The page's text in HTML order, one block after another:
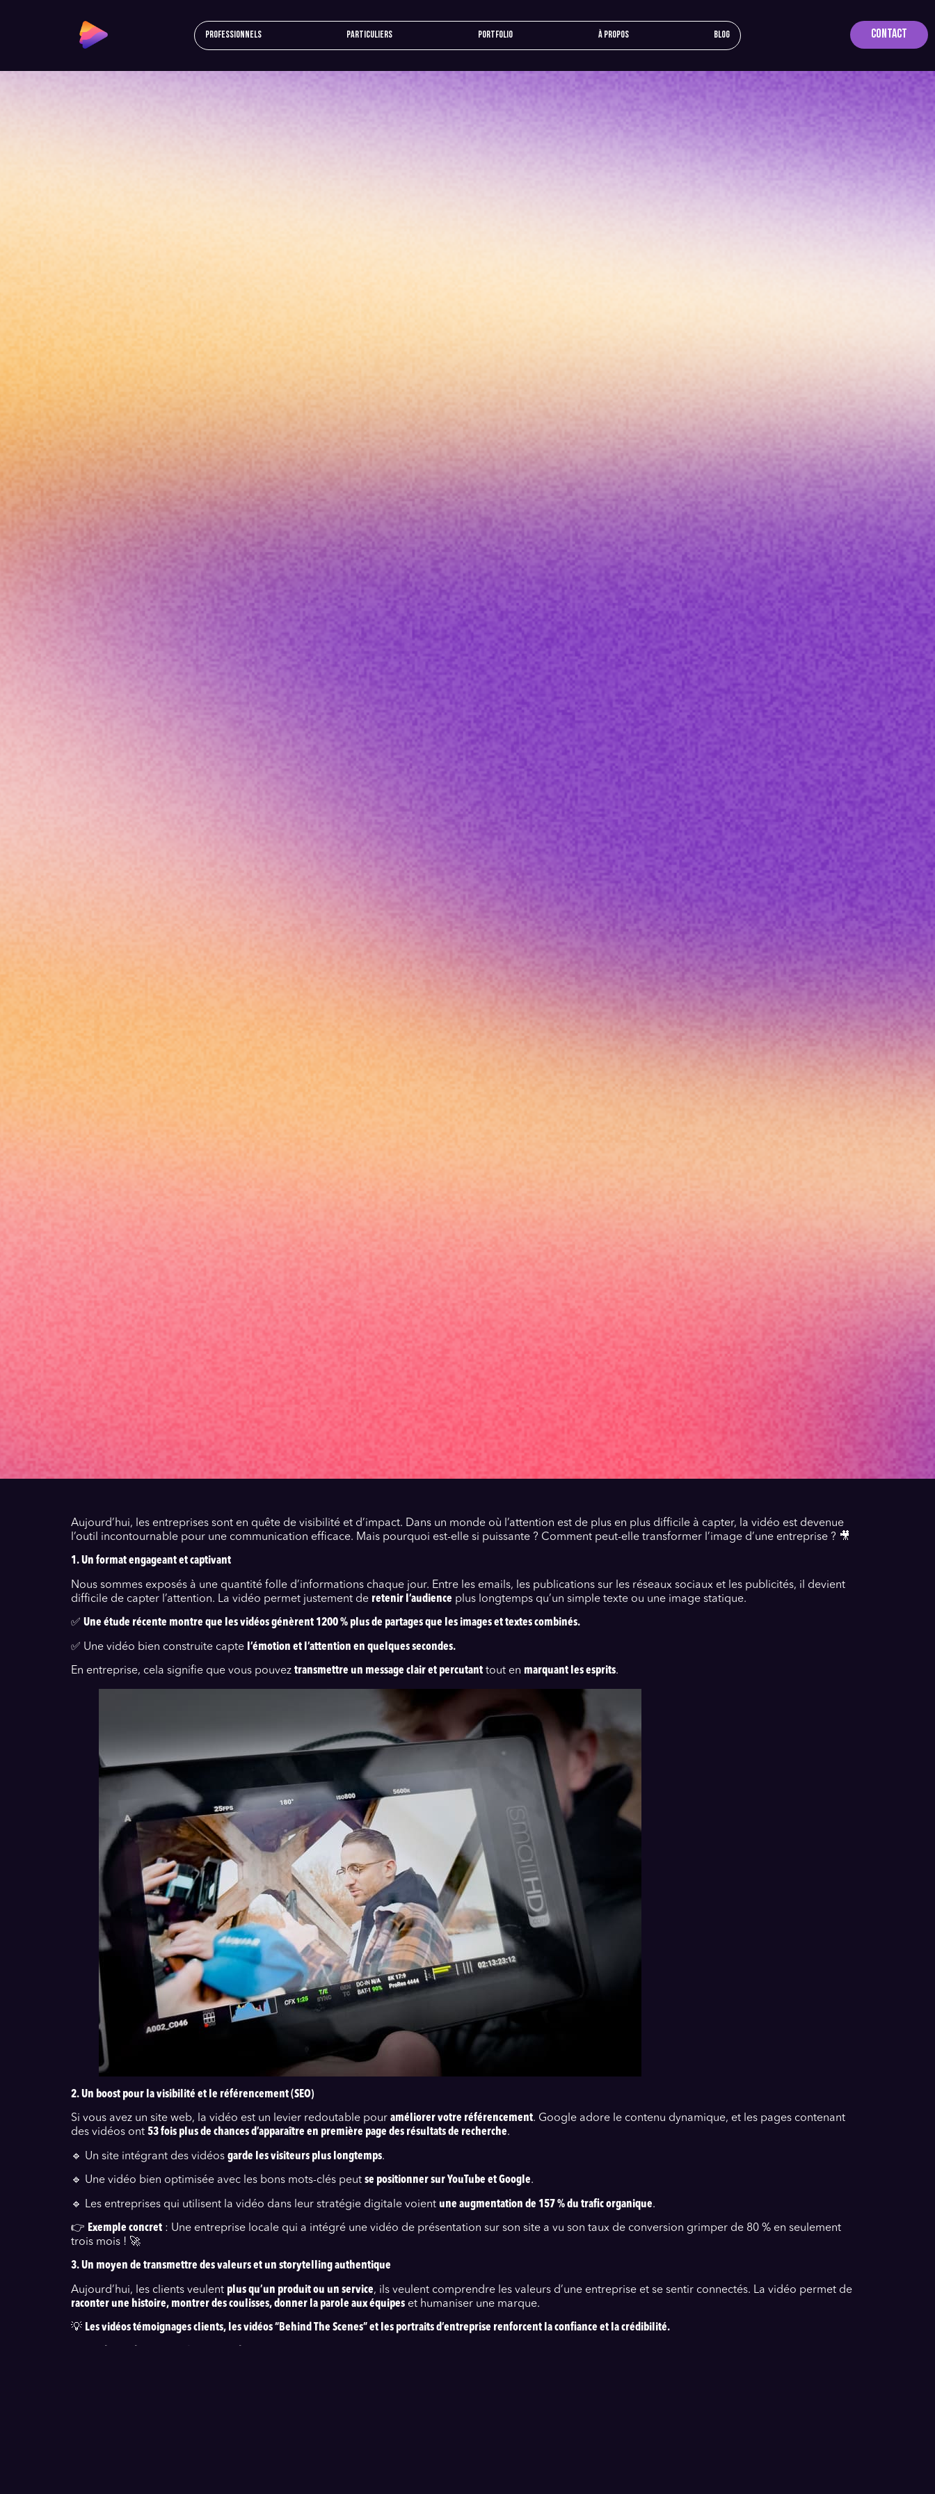
Professionnels Particuliers Portfolio À propos Blog Contact
Aujourd’hui, les entreprises sont en quête de visibilité et d’impact. Dans un monde où l’attention est de plus en plus difficile à capter, la vidéo est devenue
l’outil incontournable pour une communication efficace. Mais pourquoi est-elle si puissante ? Comment peut-elle transformer l’image d’une entreprise ? 🎥
1. Un format engageant et captivant
Nous sommes exposés à une quantité folle d’informations chaque jour. Entre les emails, les publications sur les réseaux sociaux et les publicités, il devient
difficile de capter l’attention. La vidéo permet justement de retenir l’audience plus longtemps qu’un simple texte ou une image statique.
✅ Une étude récente montre que les vidéos génèrent 1200 % plus de partages que les images et textes combinés.
✅ Une vidéo bien construite capte l’émotion et l’attention en quelques secondes.
En entreprise, cela signifie que vous pouvez transmettre un message clair et percutant tout en marquant les esprits.
2. Un boost pour la visibilité et le référencement (SEO)
Si vous avez un site web, la vidéo est un levier redoutable pour améliorer votre référencement. Google adore le contenu dynamique, et les pages contenant
des vidéos ont 53 fois plus de chances d’apparaître en première page des résultats de recherche.
🔹 Un site intégrant des vidéos garde les visiteurs plus longtemps.
🔹 Une vidéo bien optimisée avec les bons mots-clés peut se positionner sur YouTube et Google.
🔹 Les entreprises qui utilisent la vidéo dans leur stratégie digitale voient une augmentation de 157 % du trafic organique.
👉 Exemple concret : Une entreprise locale qui a intégré une vidéo de présentation sur son site a vu son taux de conversion grimper de 80 % en seulement
trois mois ! 🚀
3. Un moyen de transmettre des valeurs et un storytelling authentique
Aujourd’hui, les clients veulent plus qu’un produit ou un service, ils veulent comprendre les valeurs d’une entreprise et se sentir connectés. La vidéo permet de
raconter une histoire, montrer des coulisses, donner la parole aux équipes et humaniser une marque.
💡 Les vidéos témoignages clients, les vidéos “Behind The Scenes” et les portraits d’entreprise renforcent la confiance et la crédibilité.